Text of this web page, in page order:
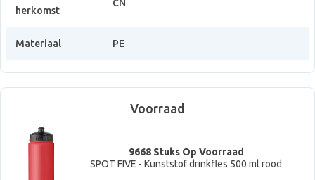
herkomst
CN
Materiaal PE
Voorraad
9668 Stuks Op Voorraad
SPOT FIVE - Kunststof drinkfles 500 ml rood